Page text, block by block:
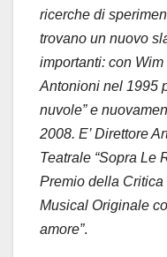
ricerche di
trovano un nuovo
importanti: con
Antonioni nel 1995
nuvole” e
2008. E’ Direttore
Teatrale “Sopra Le
Premio della
Musical Originale
amore”.